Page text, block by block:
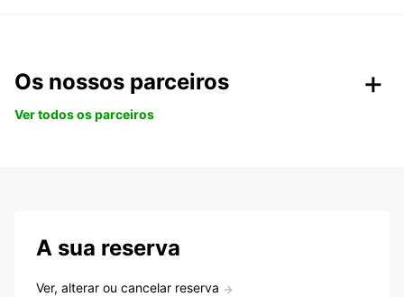
Os nossos parceiros
Ver todos os parceiros
A sua reserva
Ver, alterar ou cancelar reserva